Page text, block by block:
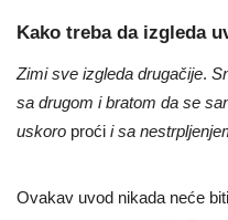
Kako treba da izgleda
Zimi sve izgleda drugačije.
sa drugom i bratom da se
uskoro proći i sa
Ovakav uvod nikada neće